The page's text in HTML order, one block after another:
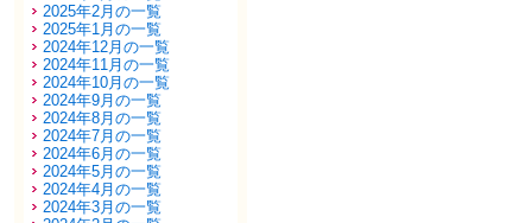
2025年2月の一覧
2025年1月の一覧
2024年12月の一覧
2024年11月の一覧
2024年10月の一覧
2024年9月の一覧
2024年8月の一覧
2024年7月の一覧
2024年6月の一覧
2024年5月の一覧
2024年4月の一覧
2024年3月の一覧